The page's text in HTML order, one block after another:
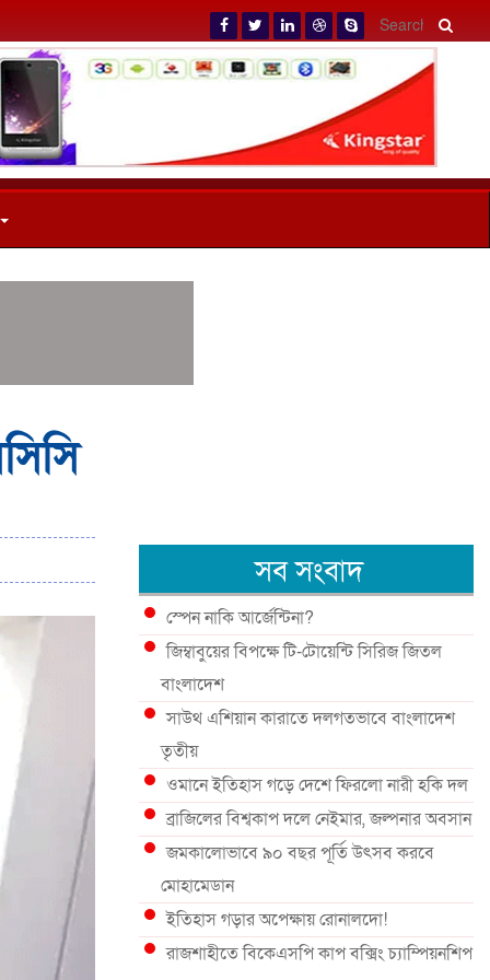
সব সংবাদ
স্পেন নাকি আর্জেন্টিনা?
জিম্বাবুয়ের বিপক্ষে টি-টোয়েন্টি সিরিজ জিতল
বাংলাদেশ
সাউথ এশিয়ান কারাতে দলগতভাবে বাংলাদেশ
তৃতীয়
ওমানে ইতিহাস গড়ে দেশে ফিরলো নারী হকি দল
ব্রাজিলের বিশ্বকাপ দলে নেইমার, জল্পনার অবসান
জমকালোভাবে ৯০ বছর পূর্তি উৎসব করবে
মোহামেডান
ইতিহাস গড়ার অপেক্ষায় রোনালদো!
রাজশাহীতে বিকেএসপি কাপ বক্সিং চ্যাম্পিয়নশিপ